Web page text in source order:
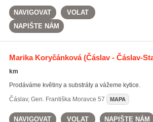
NAVIGOVAT
VOLAT
NAPIŠTE NÁM
Marika Koryčánková(Čáslav - Čáslav-
km
Prodáváme květiny a substráty a vážeme kytice.
Čáslav, Gen. Františka Moravce 57 MAPA
NAVIGOVAT VOLAT NAPIŠTE NÁM